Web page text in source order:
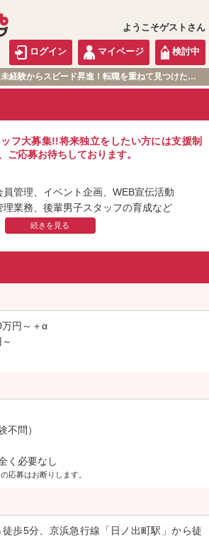
ようこそゲストさん
ログイン マイページ 検討中
スピード昇進！転職を重ねて見つけた『本当に働きやすい職場』とは？
フ大募集!!将来独立をしたい方には支援制
ご応募お待ちしております。
管理、イベント企画、WEB宣伝活動
業務、後輩男子スタッフの育成など
万円～＋α
不問）
く必要なし
応募はお断りします。
歩5分、京浜急行線「日ノ出町駅」から徒